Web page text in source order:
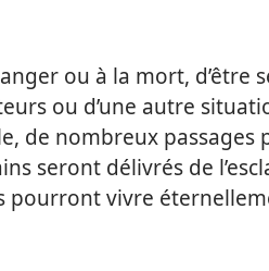
ou à la mort, d’être
ou d’une autre
de nombreux
seront délivrés de
pourront vivre